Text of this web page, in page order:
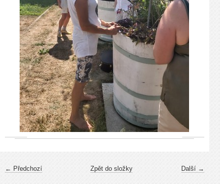
← Předchozí Další →
Zpět do složky